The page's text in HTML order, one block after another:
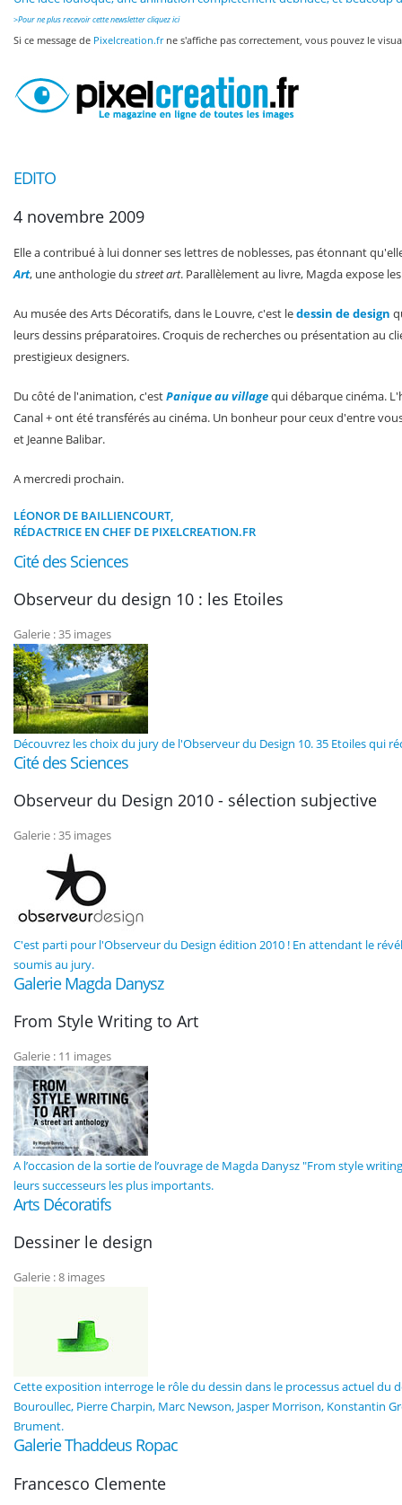
>Pour ne plus recevoir cette newsletter cliquez ici
Si ce message de Pixelcreation.frne s'affiche pas correctement, vous pouvez le
EDITO
4 novembre 2009
Elle a contribué à lui donner ses lettres de noblesses, pas étonnant
Art, une anthologie du street art. Parallèlement au livre, Magda expose
Au musée des Arts Décoratifs, dans le Louvre, c'est ledessin de design
leurs dessins préparatoires. Croquis de recherches ou présentation au
prestigieux designers.
Du côté de l'animation, c'estPanique au villagequi débarque cinéma.
Canal + ont été transférés au cinéma. Un bonheur pour ceux d'entre
et Jeanne Balibar.
A mercredi prochain.
LÉONOR DE BAILLIENCOURT,
RÉDACTRICE EN CHEF DE PIXELCREATION.FR
Cité des Sciences
Observeur du design 10 : les Etoiles
Galerie : 35 images
Découvrez les choix du jury de l'Observeur du Design 10. 35 Etoiles
Cité des Sciences
Observeur du Design 2010 - sélection subjective
Galerie : 35 images
C'est parti pour l'Observeur du Design édition 2010 ! En attendant le
soumis au jury.
Galerie Magda Danysz
From Style Writing to Art
Galerie : 11 images
A l’occasion de la sortie de l’ouvrage de Magda Danysz "From style
leurs successeurs les plus importants.
Arts Décoratifs
Dessiner le design
Galerie : 8 images
Cette exposition interroge le rôle du dessin dans le processus actuel du
Bouroullec, Pierre Charpin, Marc Newson, Jasper Morrison, Konstantin
Brument.
Galerie Thaddeus Ropac
Francesco Clemente